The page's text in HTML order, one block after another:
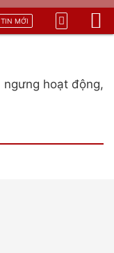
TIN MỚI
ngưng hoạt động,